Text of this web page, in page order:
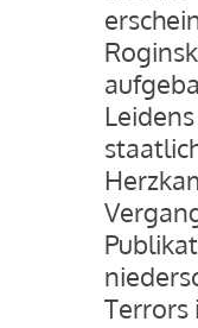
Terrors